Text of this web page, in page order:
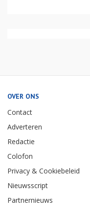
OVER ONS
Contact
Adverteren
Redactie
Colofon
Privacy & Cookiebeleid
Nieuwsscript
Partnernieuws